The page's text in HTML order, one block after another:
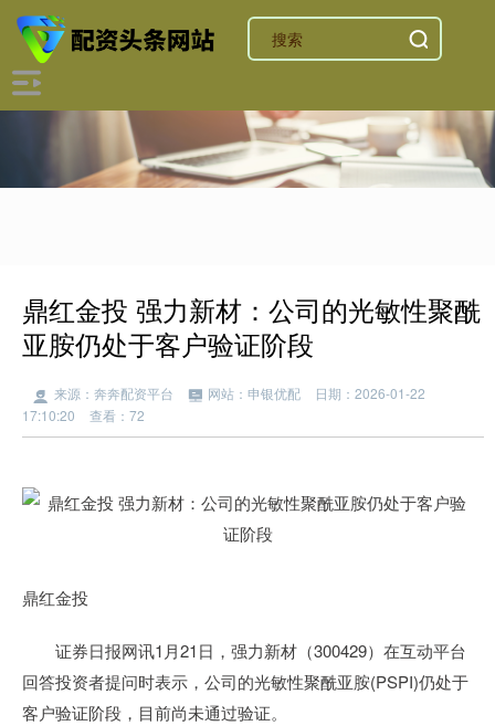
鼎红金投 强力新材：公司的光敏性聚酰
亚胺仍处于客户验证阶段
来源：奔奔配资平台 网站：申银优配
日期：2026-01-22
17:10:20
查看：72
鼎红金投
证券日报网讯1月21日，强力新材（300429）在互动平台
回答投资者提问时表示，公司的光敏性聚酰亚胺(PSPI)仍处于
客户验证阶段，目前尚未通过验证。